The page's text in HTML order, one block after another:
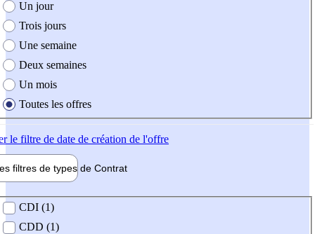
création de l'offre
Un jour
Trois jours
Une semaine
Deux semaines
Un mois
Toutes les offres
le filtre de date de création de l'offre
filtres de types de Contrat
contrat
CDI (1)
CDD (1)